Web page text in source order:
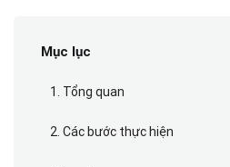
Mục lục
1. Tổng quan
2. Các bước thực hiện